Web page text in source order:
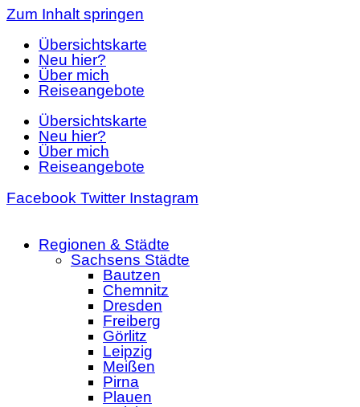
Zum Inhalt springen
Übersichtskarte
Neu hier?
Über mich
Reiseangebote
Übersichtskarte
Neu hier?
Über mich
Reiseangebote
Facebook Twitter Instagram
Regionen & Städte
Sachsens Städte
Bautzen
Chemnitz
Dresden
Freiberg
Görlitz
Leipzig
Meißen
Pirna
Plauen